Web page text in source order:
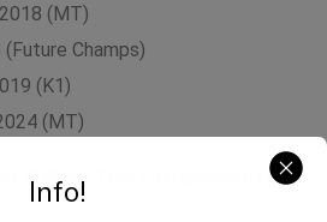
(MT)
Champs)
(K1)
(MT)
& Muay Thai Fortgeschritten
Info!